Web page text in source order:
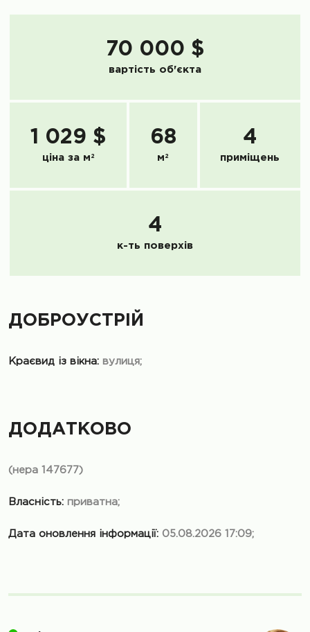
70 000 $
вартість об'єкта
1 029 $
ціна за м 2
68
м 2
4
приміщень
4
к-ть поверхів
ДОБРОУСТРІЙ
Краєвид із вікна: вулиця;
ДОДАТКОВО
(нера 147677)
Власність: приватна;
Дата оновлення інформації: 05.08.2026 17:09;